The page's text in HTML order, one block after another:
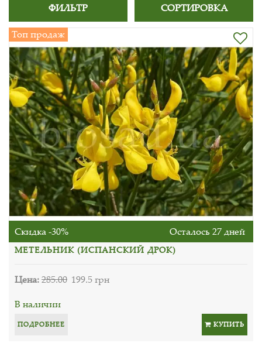
ФИЛЬТР СОРТИРОВКА
Топ продаж
Скидка -30% Осталось 27 дней
МЕТЕЛЬНИК (ИСПАНСКИЙ ДРОК)
Цена:285.00 199.5 грн
В наличии
ПОДРОБНЕЕ КУПИТЬ